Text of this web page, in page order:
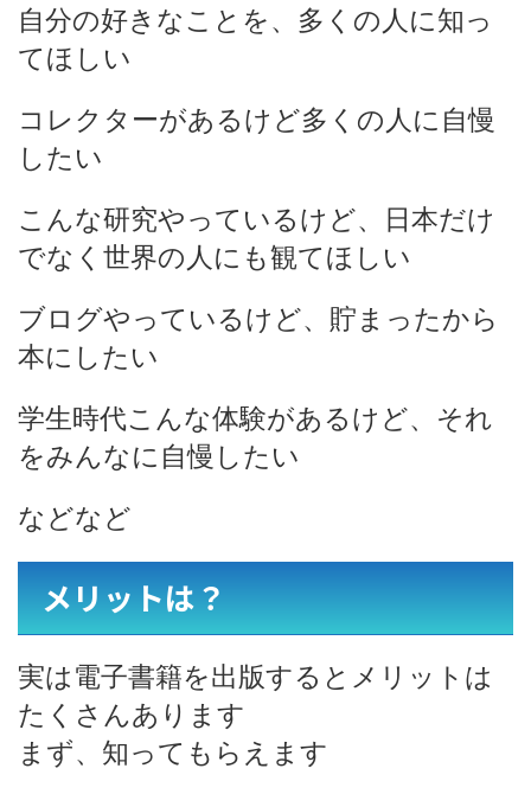
自分の好きなことを、多くの人に知っ
てほしい
コレクターがあるけど多くの人に自慢
したい
こんな研究やっているけど、日本だけ
でなく世界の人にも観てほしい
ブログやっているけど、貯まったから
本にしたい
学生時代こんな体験があるけど、それ
をみんなに自慢したい
などなど
メリットは？
実は電子書籍を出版するとメリットは
たくさんあります
まず、知ってもらえます